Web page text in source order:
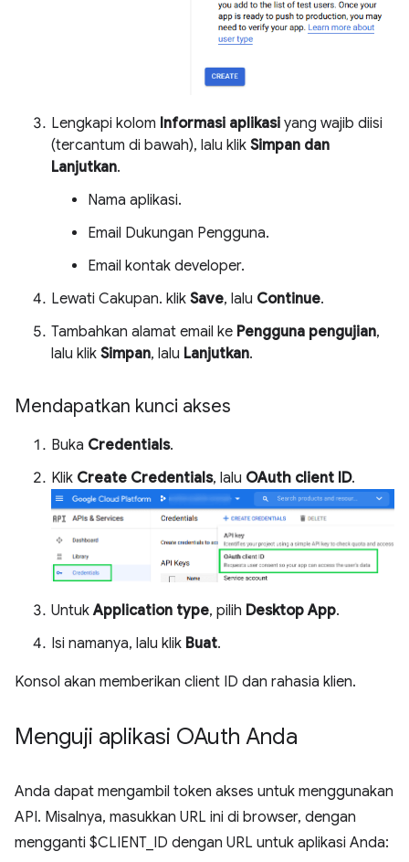
Lengkapi kolom Informasi aplikasi yang wajib diisi
(tercantum di bawah), lalu klik Simpan dan
Lanjutkan.
Nama aplikasi.
Email Dukungan Pengguna.
Email kontak developer.
Lewati Cakupan. klik Save, lalu Continue.
Tambahkan alamat email ke Pengguna pengujian,
lalu klik Simpan, lalu Lanjutkan.
Mendapatkan kunci akses
Buka Credentials.
Klik Create Credentials, lalu OAuth client ID.
UntukApplication type, pilih Desktop App.
Isi namanya, lalu klik Buat.
Konsol akan memberikan client ID dan rahasia klien.
Menguji aplikasi OAuth Anda
Anda dapat mengambil token akses untuk menggunakan
API. Misalnya, masukkan URL ini di browser, dengan
mengganti $CLIENT_ID dengan URL untuk aplikasi Anda: